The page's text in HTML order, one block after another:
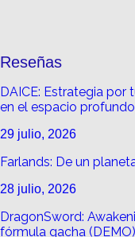
Reseñas
DAICE: Estrategia por
en el espacio profundo
29 julio, 2026
Farlands: De un
28 julio, 2026
DragonSword:
fórmula gacha (DEMO)